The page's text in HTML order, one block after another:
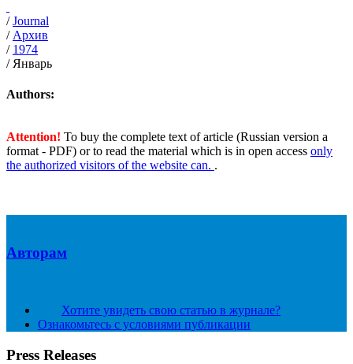
/Journal
/ Архив
/ 1974
/ Январь
Authors:
Attention! To buy the complete text of article (Russian version a
format - PDF) or to read the material which is in open access only
the authorized visitors of the website can. .
Авторам
Хотите увидеть свою статью в журнале?
Ознакомьтесь с условиями публикации
Press Releases